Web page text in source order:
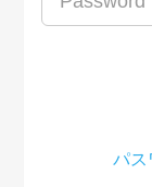
パス